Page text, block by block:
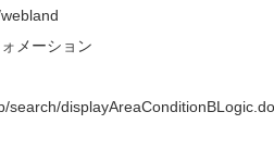
メーション
search/displayAreaConditionBLogic.do